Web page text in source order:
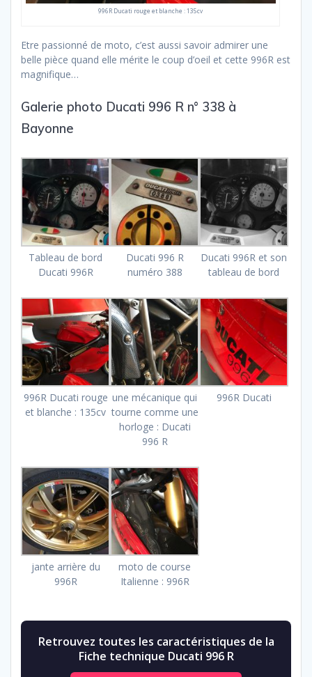
996R Ducati rouge et blanche : 135cv
Etre passionné de moto, c’est aussi savoir admirer une
belle pièce quand elle mérite le coup d’oeil et cette 996R est
magnifique…
Galerie photo Ducati 996 R n° 338 à
Bayonne
Tableau de bord
Ducati 996R
Ducati 996 R
numéro 388
Ducati 996R et son
tableau de bord
996R Ducati rouge
et blanche : 135cv
une mécanique qui
tourne comme une
horloge : Ducati
996 R
996R Ducati
jante arrière du
996R
moto de course
Italienne : 996R
Retrouvez toutes les caractéristiques de la
Fiche technique Ducati 996 R